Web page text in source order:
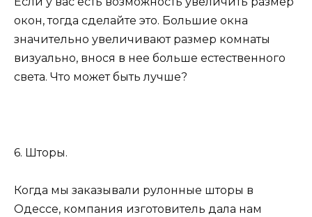
окон, тогда сделайте это. Большие окна
значительно увеличивают размер комнаты
визуально, внося в нее больше естественного
света. Что может быть лучше?
6. Шторы.
Когда мы заказывали рулонные шторы в
Одессе, компания изготовитель дала нам